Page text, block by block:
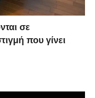
σε
που γίνει